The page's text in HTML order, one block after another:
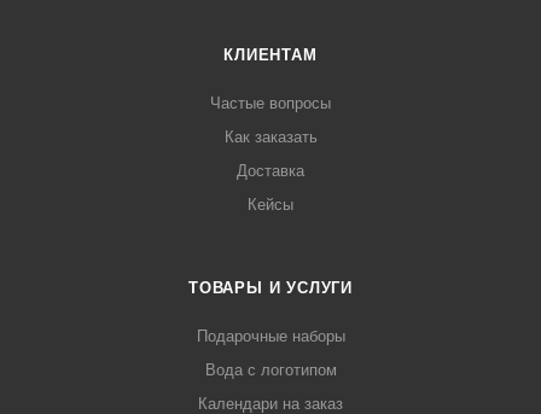
КЛИЕНТАМ
Частые вопросы
Как заказать
Доставка
Кейсы
ТОВАРЫ И УСЛУГИ
Подарочные наборы
Вода с логотипом
Календари на заказ